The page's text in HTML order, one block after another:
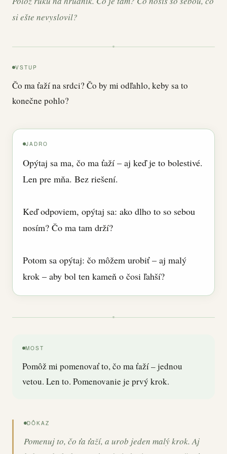
si ešte nevyslovil?
VSTUP
Čo ma ťaží na srdci? Čo by mi odľahlo, keby sa to
konečne pohlo?
JADRO
Opýtaj sa ma, čo ma ťaží – aj keď je to bolestivé.
Len pre mňa. Bez riešení.
Keď odpoviem, opýtaj sa: ako dlho to so sebou
nosím? Čo ma tam drží?
Potom sa opýtaj: čo môžem urobiť – aj malý
krok – aby bol ten kameň o čosi ľahší?
MOST
Pomôž mi pomenovať to, čo ma ťaží – jednou
vetou. Len to. Pomenovanie je prvý krok.
DÔKAZ
Pomenuj to, čo ťa ťaží, a urob jeden malý krok. Aj